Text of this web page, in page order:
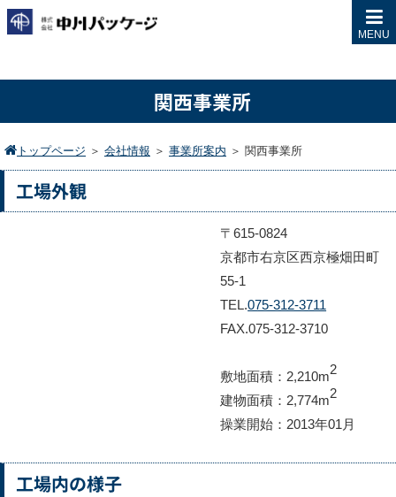
MENU
関西事業所
トップページ ＞ 会社情報 ＞ 事業所案内 ＞ 関西事業所
工場外観
〒615-0824
京都市右京区西京極畑田町
55-1
TEL.075-312-3711
FAX.075-312-3710
敷地面積：2,210m2
建物面積：2,774m2
操業開始：2013年01月
工場内の様子